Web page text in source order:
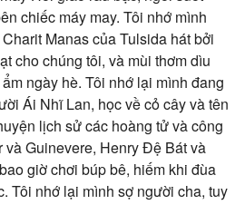
chiếc máy may. Tôi nhớ mình
Manas của Tulsida hát bởi
cho chúng tôi, và mùi thơm dìu
ngày hè. Tôi nhớ lại mình đang
Ái Nhĩ Lan, học về cỏ cây và tên
lịch sử các hoàng tử và công
Guinevere, Henry Đệ Bát và
giờ chơi búp bê, hiếm khi đùa
Tôi nhớ lại mình sợ người cha, tuy